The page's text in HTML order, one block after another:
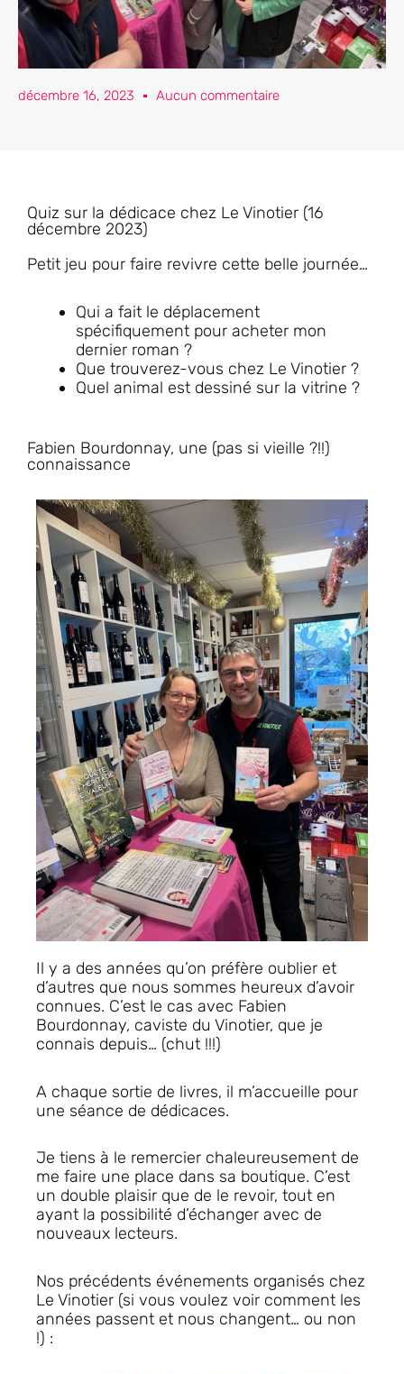
décembre 16, 2023 Aucun commentaire
Quiz sur la dédicace chez Le Vinotier (16
décembre 2023)
Petit jeu pour faire revivre cette belle journée…
Qui a fait le déplacement
spécifiquement pour acheter mon
dernier roman ?
Que trouverez-vous chez Le Vinotier ?
Quel animal est dessiné sur la vitrine ?
Fabien Bourdonnay, une (pas si vieille ?!!)
connaissance
Il y a des années qu’on préfère oublier et
d’autres que nous sommes heureux d’avoir
connues. C’est le cas avec Fabien
Bourdonnay, caviste du Vinotier, que je
connais depuis… (chut !!!)
A chaque sortie de livres, il m’accueille pour
une séance de dédicaces.
Je tiens à le remercier chaleureusement de
me faire une place dans sa boutique. C’est
un double plaisir que de le revoir, tout en
ayant la possibilité d’échanger avec de
nouveaux lecteurs.
Nos précédents événements organisés chez
Le Vinotier (si vous voulez voir comment les
années passent et nous changent… ou non
!) :